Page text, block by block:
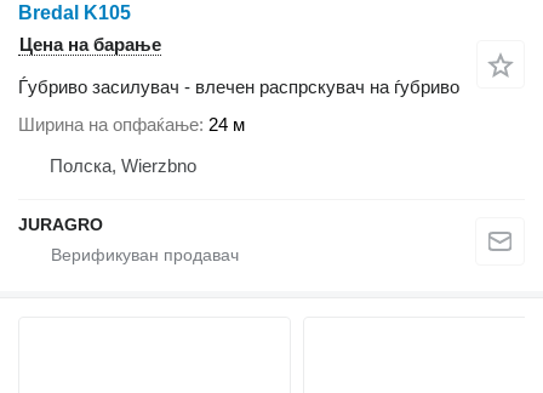
Bredal K105
Цена на барање
Ѓубриво засилувач - влечен распрскувач на ѓубриво
Ширина на опфаќање 24 м
Полска, Wierzbno
JURAGRO